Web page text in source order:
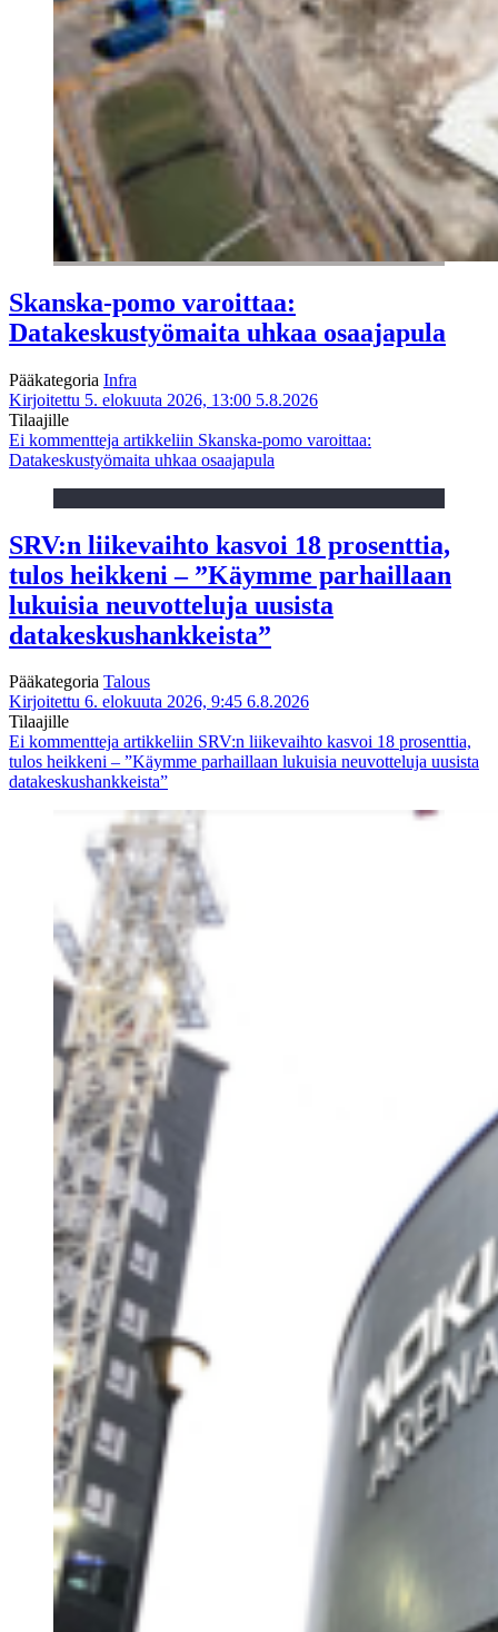
Skanska-pomo varoittaa:
Datakeskustyömaita uhkaa osaajapula
Pääkategoria Infra
Kirjoitettu 5. elokuuta 2026, 13:00 5.8.2026
Tilaajille
Ei kommentteja artikkeliin Skanska-pomo varoittaa:
Datakeskustyömaita uhkaa osaajapula
SRV:n liikevaihto kasvoi 18 prosenttia,
tulos heikkeni – ”Käymme parhaillaan
lukuisia neuvotteluja uusista
datakeskushankkeista”
Pääkategoria Talous
Kirjoitettu 6. elokuuta 2026, 9:45 6.8.2026
Tilaajille
Ei kommentteja artikkeliin SRV:n liikevaihto kasvoi 18 prosenttia,
tulos heikkeni – ”Käymme parhaillaan lukuisia neuvotteluja uusista
datakeskushankkeista”